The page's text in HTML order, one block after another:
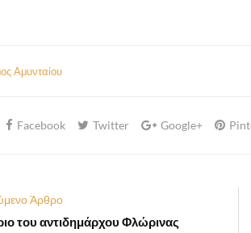
Αμυνταίου
Facebook Twitter Google+
Άρθρο
του αντιδημάρχου Φλώρινας